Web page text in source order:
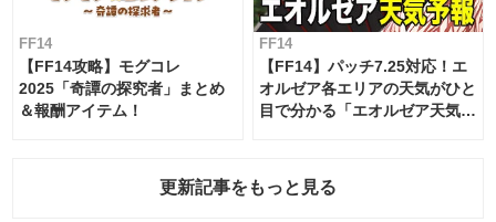
FF14
【FF14攻略】モグコレ
2025「奇譚の探究者」まとめ
＆報酬アイテム！
FF14
【FF14】パッチ7.25対応！エ
オルゼア各エリアの天気がひと
目で分かる「エオルゼア天気予
更新記事をもっと見る